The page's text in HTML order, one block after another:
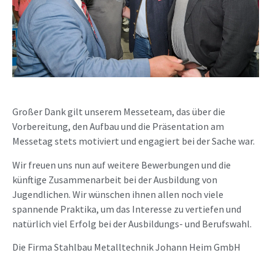
Großer Dank gilt unserem Messeteam, das über die
Vorbereitung, den Aufbau und die Präsentation am
Messetag stets motiviert und engagiert bei der Sache war.
Wir freuen uns nun auf weitere Bewerbungen und die
künftige Zusammenarbeit bei der Ausbildung von
Jugendlichen. Wir wünschen ihnen allen noch viele
spannende Praktika, um das Interesse zu vertiefen und
natürlich viel Erfolg bei der Ausbildungs- und Berufswahl.
Die Firma Stahlbau Metalltechnik Johann Heim GmbH